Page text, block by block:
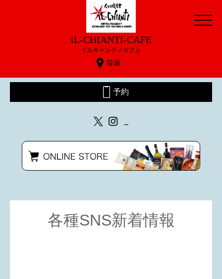
iL-CHIANTI-CAFE
イルキャンティカフェ
笹塚
予約
各種SNS新着情報